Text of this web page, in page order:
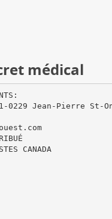
médical
0229 Jean-Pierre St-
CANADA